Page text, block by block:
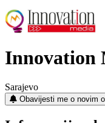
Innovation
Sarajevo
Obavijesti me o novim